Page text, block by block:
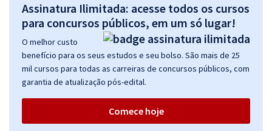
Assinatura Ilimitada: acesse todos os cursos
para concursos públicos, em um só lugar!
O melhor custo
benefício para os seus estudos e seu bolso. São mais de 25
mil cursos para todas as carreiras de concursos públicos, com
garantia de atualização pós-edital.
Comece hoje